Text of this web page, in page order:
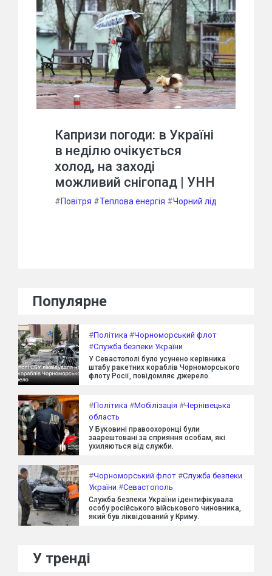
Капризи погоди: в Україні
в неділю очікується
холод, на заході
можливий снігопад | УНН
#Повітря #Теплова енергія #Чорний лід
Популярне
#Політика #Чорноморський флот
#Служба безпеки України
У Севастополі було усунено керівника
штабу ракетних кораблів Чорноморського
флоту Росії, повідомляє джерело.
#Політика #Мобілізація #Чернівецька
область
У Буковині правоохоронці були
заарештовані за сприяння особам, які
ухиляються від служби.
#Чорноморський флот #Служба безпеки
України #Севастополь
Служба безпеки України ідентифікувала
особу російського військового чиновника,
який був ліквідований у Криму.
У тренді